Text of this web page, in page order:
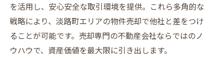
を活用し、安心安全な取引環境を提供。これら多角的な
戦略により、淡路町エリアの物件売却で他社と差をつけ
ることが可能です。売却専門の不動産会社ならではのノ
ウハウで、資産価値を最大限に引き出します。